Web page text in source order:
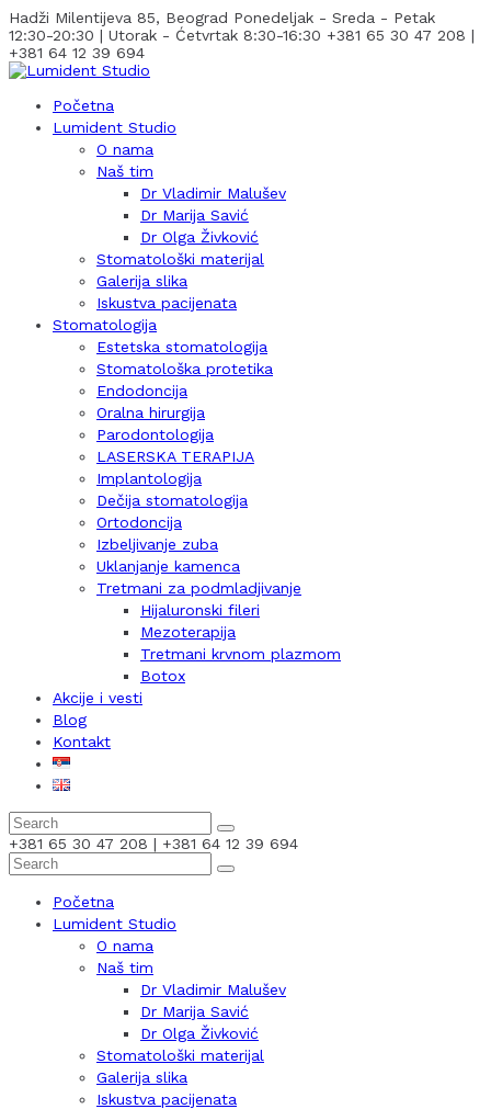
Hadži Milentijeva 85, Beograd Ponedeljak - Sreda - Petak
12:30-20:30 | Utorak - Ćetvrtak 8:30-16:30 +381 65 30 47 208 |
+381 64 12 39 694
Početna
Lumident Studio
O nama
Naš tim
Dr Vladimir Malušev
Dr Marija Savić
Dr Olga Živković
Stomatološki materijal
Galerija slika
Iskustva pacijenata
Stomatologija
Estetska stomatologija
Stomatološka protetika
Endodoncija
Oralna hirurgija
Parodontologija
LASERSKA TERAPIJA
Implantologija
Dečija stomatologija
Ortodoncija
Izbeljivanje zuba
Uklanjanje kamenca
Tretmani za podmladjivanje
Hijaluronski fileri
Mezoterapija
Tretmani krvnom plazmom
Botox
Akcije i vesti
Blog
Kontakt
+381 65 30 47 208 | +381 64 12 39 694
Početna
Lumident Studio
O nama
Naš tim
Dr Vladimir Malušev
Dr Marija Savić
Dr Olga Živković
Stomatološki materijal
Galerija slika
Iskustva pacijenata